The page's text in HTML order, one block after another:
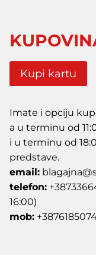
Kupi kartu
Imate i opciju
a u terminu od
i u terminu od
predstave.
email:
telefon:
16:00)
mob: